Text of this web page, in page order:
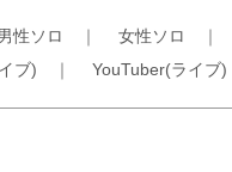
性ソロ ｜ 女性ソロ ｜
ブ) ｜ YouTuber(ライブ)